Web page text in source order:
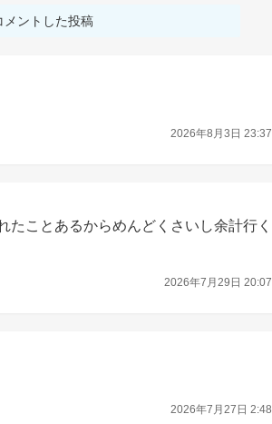
メントした投稿
2026年8月3日 23:37
ことあるからめんどくさいし余計行く
2026年7月29日 20:07
2026年7月27日 2:48